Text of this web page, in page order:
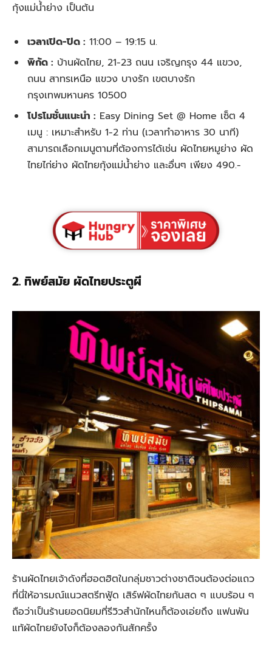
กุ้งแม่น้ําย่าง เป็นต้น
เวลาเปิด-ปิด : 11:00 – 19:15 น.
พิกัด : บ้านผัดไทย, 21-23 ถนน เจริญกรุง 44 แขวง,
ถนน สาทรเหนือ แขวง บางรัก เขตบางรัก
กรุงเทพมหานคร 10500
โปรโมชั่นแนะนำ : Easy Dining Set @ Home เซ็ต 4
เมนู : เหมาะสำหรับ 1-2 ท่าน (เวลาทำอาหาร 30 นาที)
สามารถเลือกเมนูตามที่ต้องการได้เช่น ผัดไทยหมูย่าง ผัด
ไทยไก่ย่าง ผัดไทยกุ้งแม่น้ําย่าง และอื่นๆ เพียง 490.-
2. ทิพย์สมัย ผัดไทยประตูผี
ร้านผัดไทยเจ้าดังที่ฮอตฮิตในกลุ่มชาวต่างชาติจนต้องต่อแถว
ที่นี่ให้อารมณ์แนวสตรีทฟู้ด เสิร์ฟผัดไทยกันสด ๆ แบบร้อน ๆ
ถือว่าเป็นร้านยอดนิยมที่รีวิวสำนักไหนก็ต้องเอ่ยถึง แฟนพัน
แท้ผัดไทยยังไงก็ต้องลองกันสักครั้ง